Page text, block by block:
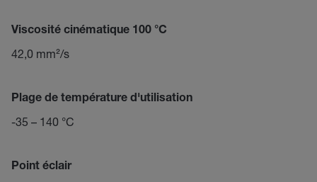
Viscosité cinématique 100 °C
42,0 mm²/s
Plage de température d'utilisation
-35 – 140 °C
Point éclair